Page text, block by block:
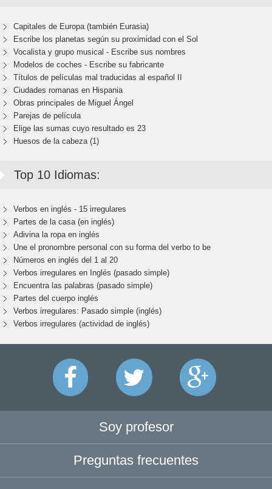
Capitales de Europa (también Eurasia)
Escribe los planetas según su proximidad con el Sol
Vocalista y grupo musical - Escribe sus nombres
Modelos de coches - Escribe su fabricante
Títulos de películas mal traducidas al español II
Ciudades romanas en Hispania
Obras principales de Miguel Ángel
Parejas de película
Elige las sumas cuyo resultado es 23
Huesos de la cabeza (1)
Top 10 Idiomas:
Verbos en inglés - 15 irregulares
Partes de la casa (en inglés)
Adivina la ropa en inglés
Une el pronombre personal con su forma del verbo to be
Números en inglés del 1 al 20
Verbos irregulares en Inglés (pasado simple)
Encuentra las palabras (pasado simple)
Partes del cuerpo inglés
Verbos irregulares: Pasado simple (inglés)
Verbos irregulares (actividad de inglés)
Soy profesor
Preguntas frecuentes